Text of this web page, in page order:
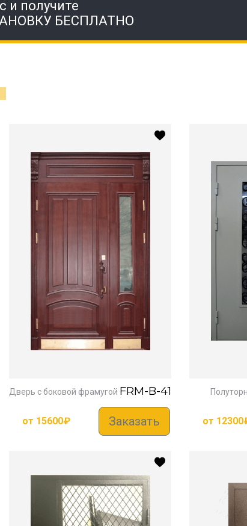
и получите
БЕСПЛАТНО
Дверь с боковой фрамугой FRM-B-41
от 15600₽ Заказать от 12300